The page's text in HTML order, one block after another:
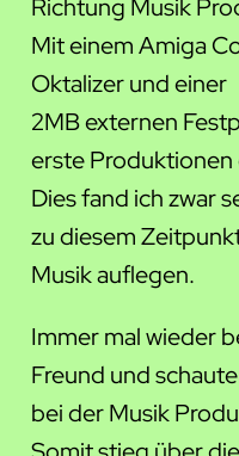
Richtung Musik
Mit einem Amiga
Oktalizer und einer
2MB externen
erste Produktionen
Dies fand ich zwar
zu diesem
Musik auflegen.
Immer mal wieder
Freund und
bei der Musik